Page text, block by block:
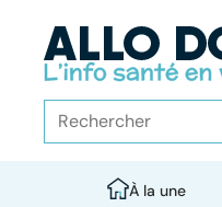
À la une